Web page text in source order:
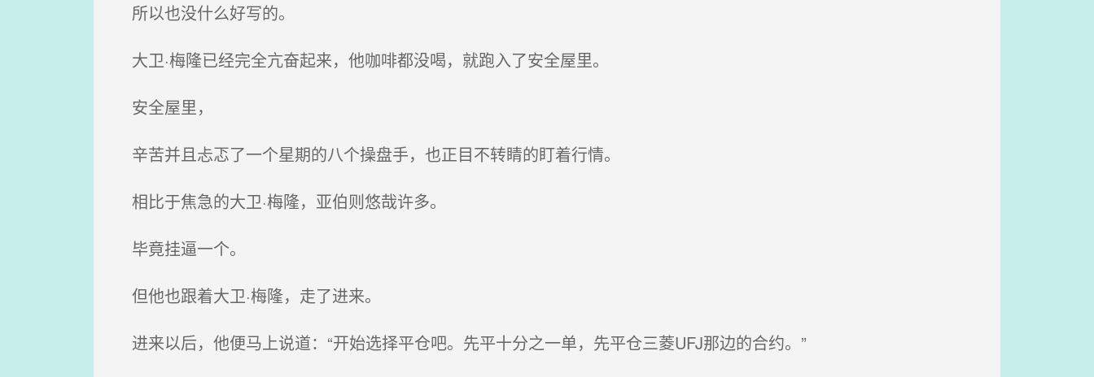
所以也没什么好写的。
大卫·梅隆已经完全亢奋起来，他咖啡都没喝，就跑入了安全屋里。
安全屋里，
辛苦并且忐忑了一个星期的八个操盘手，也正目不转睛的盯着行情。
相比于焦急的大卫·梅隆，亚伯则悠哉许多。
毕竟挂逼一个。
但他也跟着大卫·梅隆，走了进来。
进来以后，他便马上说道：“开始选择平仓吧。先平十分之一单，先平仓三菱UFJ那边的合约。”